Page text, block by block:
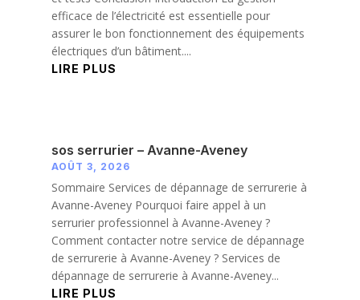
efficace de l’électricité est essentielle pour
assurer le bon fonctionnement des équipements
électriques d’un bâtiment....
LIRE PLUS
sos serrurier – Avanne-Aveney
AOÛT 3, 2026
Sommaire Services de dépannage de serrurerie à
Avanne-Aveney Pourquoi faire appel à un
serrurier professionnel à Avanne-Aveney ?
Comment contacter notre service de dépannage
de serrurerie à Avanne-Aveney ? Services de
dépannage de serrurerie à Avanne-Aveney...
LIRE PLUS